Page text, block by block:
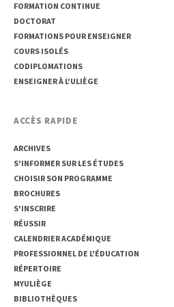
FORMATION CONTINUE
DOCTORAT
FORMATIONS POUR ENSEIGNER
COURS ISOLÉS
CODIPLOMATIONS
ENSEIGNER À L'ULIÈGE
ACCÈS RAPIDE
ARCHIVES
S'INFORMER SUR LES ÉTUDES
CHOISIR SON PROGRAMME
BROCHURES
S'INSCRIRE
RÉUSSIR
CALENDRIER ACADÉMIQUE
PROFESSIONNEL DE L'ÉDUCATION
RÉPERTOIRE
MYULIÈGE
BIBLIOTHÈQUES